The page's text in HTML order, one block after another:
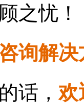
之忧！
咨询解决
的话， 欢